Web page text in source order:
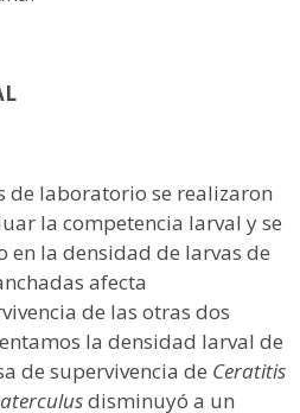
de laboratorio se realizaron
la competencia larval y se
en la densidad de larvas de
afecta
de las otras dos
la densidad larval de
de supervivencia de Ceratitis
disminuyó a un